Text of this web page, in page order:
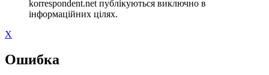
korrespondent.net публікуються виключно в
інформаційних цілях.
X
Ошибка